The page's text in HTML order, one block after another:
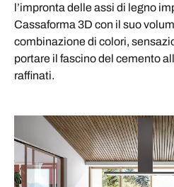
l’impronta delle assi di legno
Cassaforma 3D con il suo
combinazione di colori,
portare il fascino del cemento
raffinati.